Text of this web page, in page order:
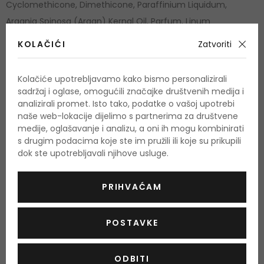
Cyclomethicone, Dimethicone, Paraffinium Liquidum,
Argania Spinosa (Argan) Kernal Oil, Parfum, Linum
Usitatissimum (Linseed) Seed Extract, Benzyl Benzoate,
Popis sastojaka se može promijeniti. Savjetujemo vam da
uvijek provjerite popis sastojaka koji je naveden na kupljenom
proizvodu.
Cruelty free DA
OSTALI PROIZVODI IZ ASORTIMANA
Xpel Argan Oil
KOLAČIĆI Zatvoriti
Kolačiće upotrebljavamo kako bismo personalizirali
sadržaj i oglase, omogućili značajke društvenih medija i
analizirali promet. Isto tako, podatke o vašoj upotrebi
naše web-lokacije dijelimo s partnerima za društvene
medije, oglašavanje i analizu, a oni ih mogu kombinirati
s drugim podacima koje ste im pružili ili koje su prikupili
dok ste upotrebljavali njihove usluge.
PRIHVAĆAM
POSTAVKE
ODBITI